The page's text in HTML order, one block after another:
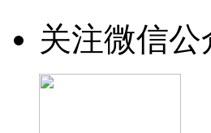
关注微信公